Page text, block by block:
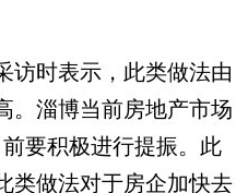
时表示，此类做法由
。淄博当前房地产市场
要积极进行提振。此
类做法对于房企加快去